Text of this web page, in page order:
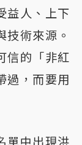
益人、上下
技術來源。
信的「非紅
過，而要用
單中出現洪